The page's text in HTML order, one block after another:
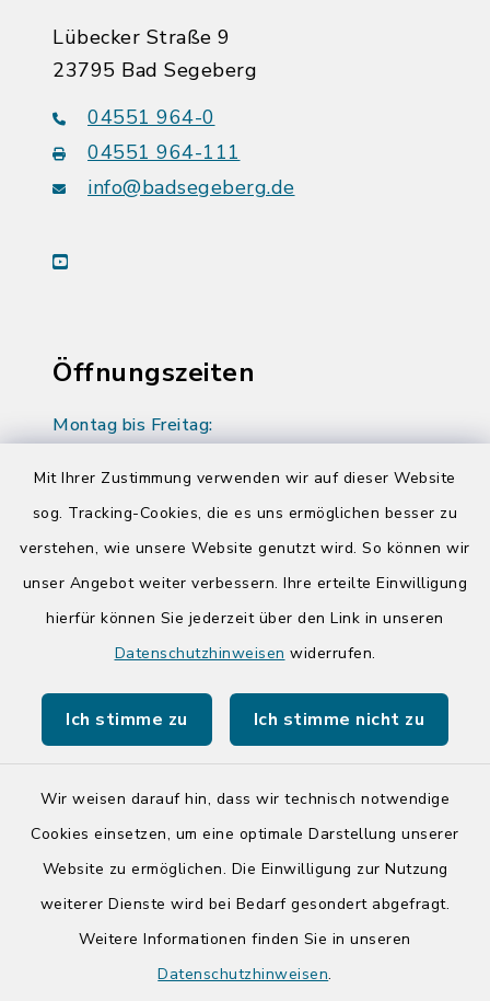
Mit Ihrer Zustimmung verwenden wir auf dieser Website
sog. Tracking-Cookies, die es uns ermöglichen besser zu
verstehen, wie unsere Website genutzt wird. So können wir
unser Angebot weiter verbessern. Ihre erteilte Einwilligung
hierfür können Sie jederzeit über den Link in unseren
Datenschutzhinweisen widerrufen.
Ich stimme zu Ich stimme nicht zu
Wir weisen darauf hin, dass wir technisch notwendige
Cookies einsetzen, um eine optimale Darstellung unserer
Website zu ermöglichen. Die Einwilligung zur Nutzung
weiterer Dienste wird bei Bedarf gesondert abgefragt.
Weitere Informationen finden Sie in unseren
Datenschutzhinweisen.
Lübecker Straße 9
23795 Bad Segeberg
04551 964-0
04551 964-111
info@badsegeberg.de
youtube
Öffnungszeiten
Montag bis Freitag:
Donnerstag zusätzlich:
14:00-17:00 Uhr
Quicklinks
Tourist-Info der Stadt Bad Segeberg
Barrierefreiheit